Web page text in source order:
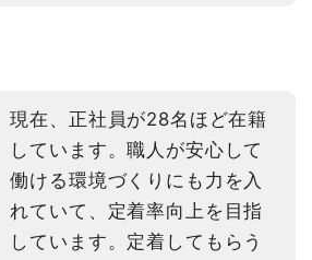
現在、正社員が28名ほど在籍
しています。職人が安心して
働ける環境づくりにも力を入
れていて、定着率向上を目指
しています。定着してもらう